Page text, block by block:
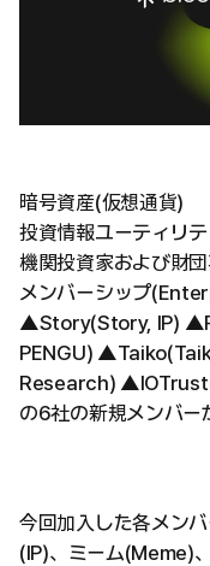
暗号資産(仮想通貨)
投資情報ユーティリ
機関投資家および財
メンバーシップ
▲Story(Story, IP)
PENGU)
Research)
の6社の新規メンバー
今回加入した各メン
(IP)、ミーム(Meme)